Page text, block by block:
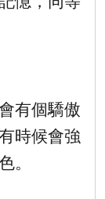
有個驕傲
時候會強
。